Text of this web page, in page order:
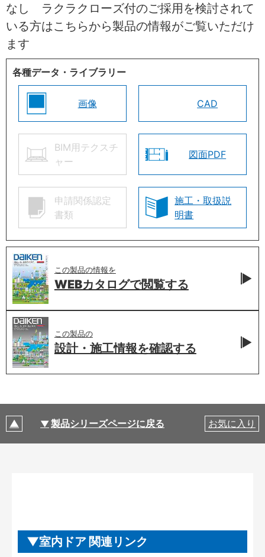
なし ラクラクローズ付のご採用を検討されて
いる方はこちらから製品の情報がご覧いただけ
ます
各種データ・ライブラリー
画像 CAD
BIM用テクスチ
ャー
図面PDF
申請関係認定
書類
施工・取扱説
明書
この製品の情報を
WEBカタログで閲覧する
この製品の
設計・施工情報を確認する
製品シリーズページに戻る お気に入り
室内ドア 関連リンク